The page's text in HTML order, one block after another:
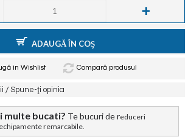
+
ADAUGĂ ÎN COŞ
in Wishlist Compară produsul
/Spune-ţi opinia
multe bucati? Te bucuri de reduceri
remarcabile.